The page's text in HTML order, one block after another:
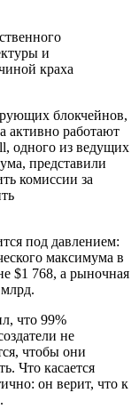
и
краха
блокчейнов,
активно работают
одного из ведущих
представили
комиссии за
под давлением:
максимума в
$1 768, а рыночная
что 99%
не
чтобы они
Что касается
он верит, что к